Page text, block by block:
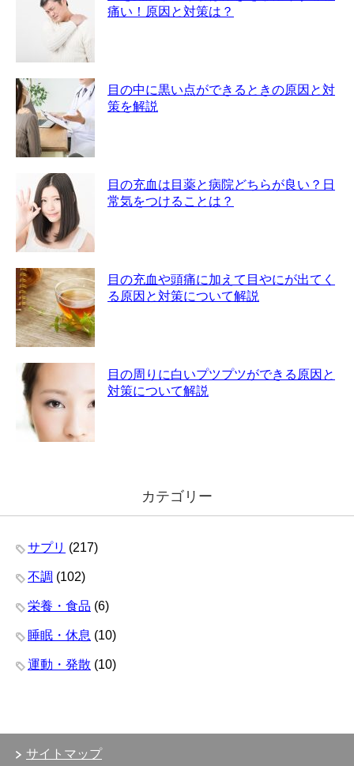
痛い！原因と対策は？
目の中に黒い点ができるときの原因と対
策を解説
目の充血は目薬と病院どちらが良い？日
常気をつけることは？
目の充血や頭痛に加えて目やにが出てく
る原因と対策について解説
目の周りに白いプツプツができる原因と
対策について解説
カテゴリー
サプリ (217)
不調 (102)
栄養・食品 (6)
睡眠・休息 (10)
運動・発散 (10)
サイトマップ